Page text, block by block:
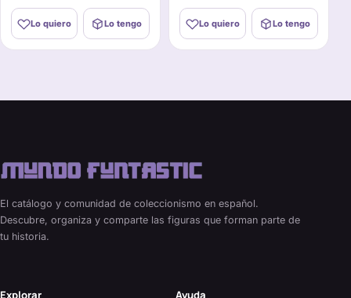
Lo quiero Lo tengo Lo quiero Lo tengo
El catálogo y comunidad de coleccionismo en español.
Descubre, organiza y comparte las figuras que forman parte de
tu historia.
Explorar Ayuda